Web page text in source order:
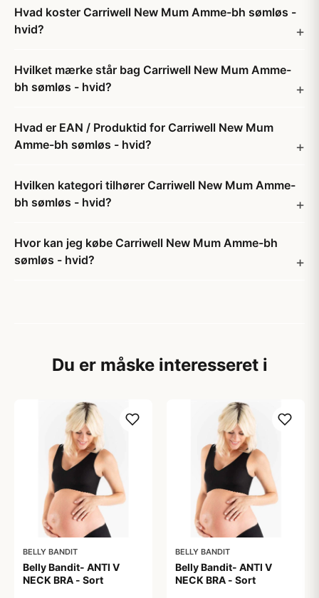
Hvad koster Carriwell New Mum Amme-bh sømløs -
hvid?
Hvilket mærke står bag Carriwell New Mum Amme-
bh sømløs - hvid?
Hvad er EAN / Produktid for Carriwell New Mum
Amme-bh sømløs - hvid?
Hvilken kategori tilhører Carriwell New Mum Amme-
bh sømløs - hvid?
Hvor kan jeg købe Carriwell New Mum Amme-bh
sømløs - hvid?
Du er måske interesseret i
BELLY BANDIT
Belly Bandit- ANTI V
NECK BRA - Sort
BELLY BANDIT
Belly Bandit- ANTI V
NECK BRA - Sort